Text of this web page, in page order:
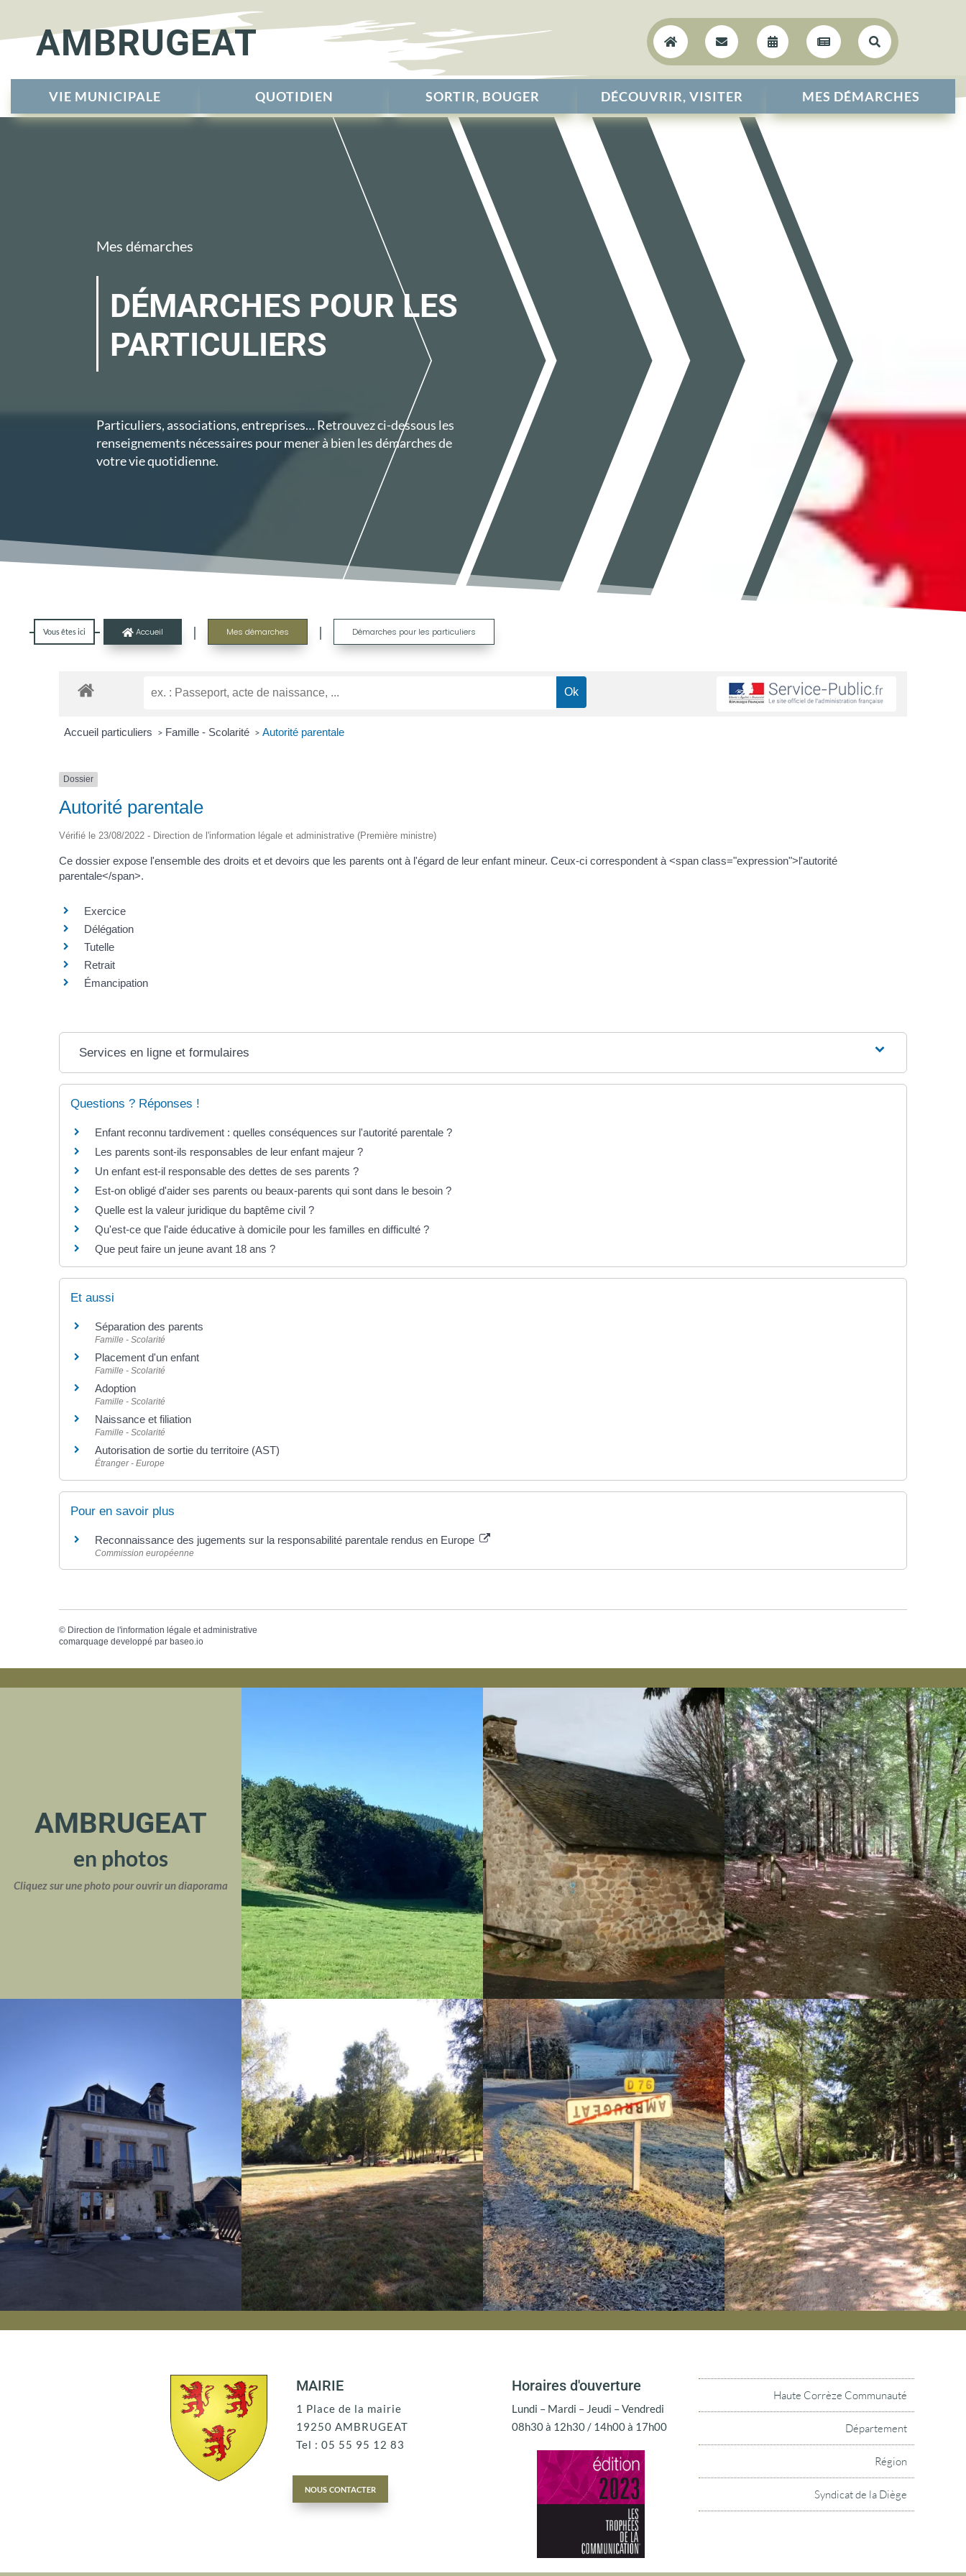
AMBRUGEAT     
VIE MUNICIPALE QUOTIDIEN SORTIR, BOUGER DÉCOUVRIR, VISITER MES DÉMARCHES
Mes démarches
DÉMARCHES POUR LES
PARTICULIERS
Particuliers, associations, entreprises… Retrouvez ci-dessous les
renseignements nécessaires pour mener à bien les démarches de
votre vie quotidienne.
Vous êtes ici  Accueil | Mes démarches | Démarches pour les particuliers
Accueil particuliers > Famille - Scolarité > Autorité parentale
Dossier
Autorité parentale
Vérifié le 23/08/2022 - Direction de l'information légale et administrative (Première ministre)
Ce dossier expose l'ensemble des droits et et devoirs que les parents ont à l'égard de leur enfant mineur. Ceux-ci correspondent à <span class="expression">l'autorité
parentale</span>.
Exercice
Délégation
Tutelle
Retrait
Émancipation
Services en ligne et formulaires
Questions ? Réponses !
Enfant reconnu tardivement : quelles conséquences sur l'autorité parentale ?
Les parents sont-ils responsables de leur enfant majeur ?
Un enfant est-il responsable des dettes de ses parents ?
Est-on obligé d'aider ses parents ou beaux-parents qui sont dans le besoin ?
Quelle est la valeur juridique du baptême civil ?
Qu'est-ce que l'aide éducative à domicile pour les familles en difficulté ?
Que peut faire un jeune avant 18 ans ?
Et aussi
Séparation des parents
Famille - Scolarité
Placement d'un enfant
Famille - Scolarité
Adoption
Famille - Scolarité
Naissance et filiation
Famille - Scolarité
Autorisation de sortie du territoire (AST)
Étranger - Europe
Pour en savoir plus
Reconnaissance des jugements sur la responsabilité parentale rendus en Europe
Commission européenne
© Direction de l'information légale et administrative
comarquage developpé par baseo.io
AMBRUGEAT
en photos
Cliquez sur une photo pour ouvrir un diaporama
MAIRIE
1 Place de la mairie
19250 AMBRUGEAT
Tel : 05 55 95 12 83
nous contacter
Horaires d'ouverture
Lundi – Mardi – Jeudi – Vendredi
08h30 à 12h30 / 14h00 à 17h00
Haute Corrèze Communauté
Département
Région
Syndicat de la Diège